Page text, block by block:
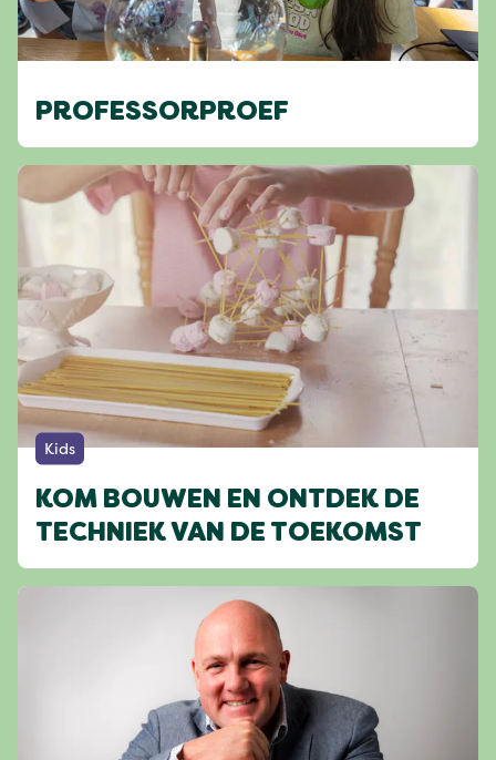
PROFESSORPROEF
Kids
KOM BOUWEN EN ONTDEK DE
TECHNIEK VAN DE TOEKOMST